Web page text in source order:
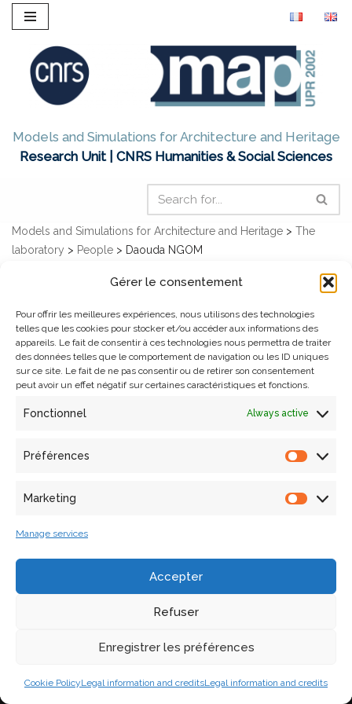
Gérer le consentement
Pour offrir les meilleures expériences, nous utilisons des technologies
telles que les cookies pour stocker et/ou accéder aux informations des
appareils. Le fait de consentir à ces technologies nous permettra de traiter
des données telles que le comportement de navigation ou les ID uniques
sur ce site. Le fait de ne pas consentir ou de retirer son consentement
peut avoir un effet négatif sur certaines caractéristiques et fonctions.
Fonctionnel Always active
Préférences
Marketing
Manage services
Accepter
Refuser
Enregistrer les préférences
Cookie PolicyLegal information and creditsLegal information and credits
content
Models and Simulations for Architecture and Heritage
Research Unit | CNRS Humanities & Social Sciences
Models and Simulations for Architecture and Heritage > The
laboratory > People > Daouda NGOM
Daouda NGOM
daouda.ngom@ map.cnrs.fr